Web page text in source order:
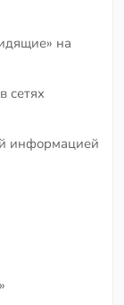
на
сетях
информацией